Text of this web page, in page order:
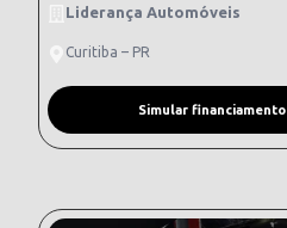
Liderança Automóveis
Curitiba – PR
Simular financiamento